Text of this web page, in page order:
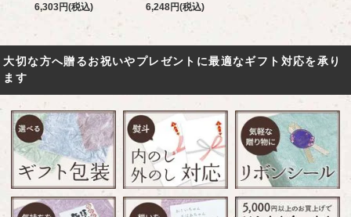
6,303円(税込)
6,248円(税込)
大切な方へ贈るお祝いやプレゼントに最適なギフト対応を承り
ます